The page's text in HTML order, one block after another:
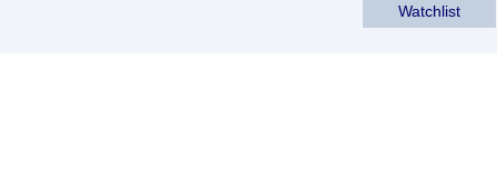
Watchlist